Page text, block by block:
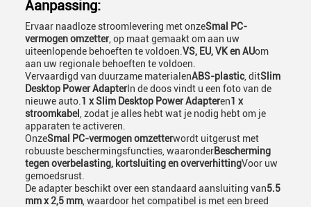
Aanpassing:
Ervaar naadloze stroomlevering met onzeSmal PC-
vermogen omzetter, op maat gemaakt om aan uw
uiteenlopende behoeften te voldoen. VS, EU, VK en AUom
aan uw regionale behoeften te voldoen.
Vervaardigd van duurzame materialenABS-plastic, ditSlim
Desktop Power AdapterIn de doos vindt u een foto van de
nieuwe auto. 1 x Slim Desktop Power Adapteren1 x
stroomkabel , zodat je alles hebt wat je nodig hebt om je
apparaten te activeren.
OnzeSmal PC-vermogen omzetterwordt uitgerust met
robuuste beschermingsfuncties, waaronderBescherming
tegen overbelasting, kortsluiting en oververhittingVoor uw
gemoedsrust.
De adapter beschikt over een standaard aansluiting van5.5
mm x 2,5 mm , waardoor het compatibel is met een breed